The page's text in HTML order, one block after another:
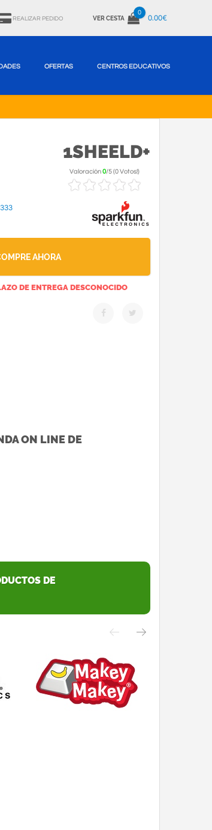
REALIZAR PEDIDO VER CESTA
0
0.00€
OFERTAS CENTROS EDUCATIVOS
1SHEELD+
Valoración0/5(0 Votos!)
AHORA
DE ENTREGA DESCONOCIDO
ON LINE DE
DE